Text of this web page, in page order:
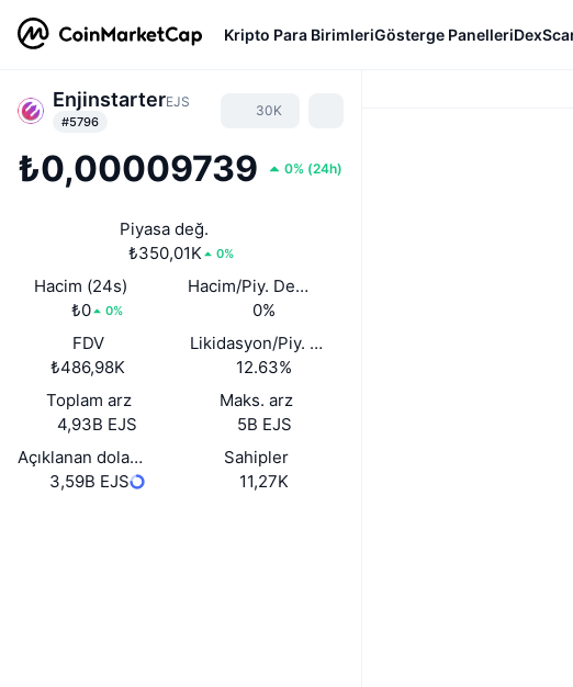
Kripto Para BirimleriGösterge Panelleri
EnjinstarterEJS
#5796
30K
₺0,00009739 0% (24h)
Piyasa değ.
₺350,01K
0%
Hacim (24s)
₺0
0%
Hacim/Piy. Değ. (24s)
0%
FDV
₺486,98K
Likidasyon/Piy. Değ.
12.63%
Toplam arz
4,93B EJS
Maks. arz
5B EJS
Açıklanan dolaşımdaki arz
3,59B EJS
Sahipler
11,27K